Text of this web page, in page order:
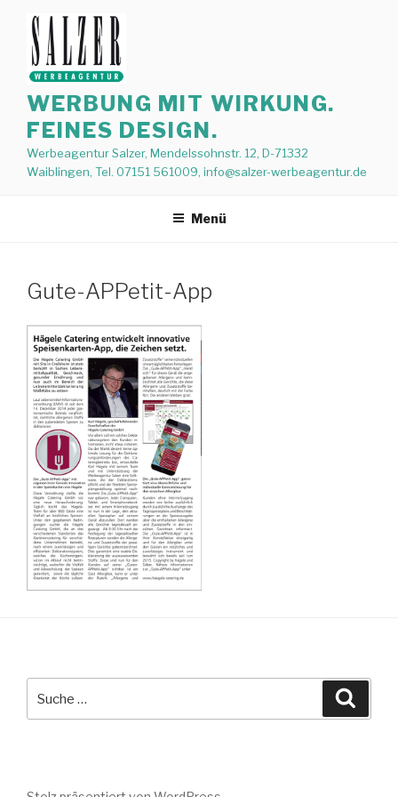
Inhalt
springen
WERBUNG MIT WIRKUNG.
FEINES DESIGN.
Werbeagentur Salzer, Mendelssohnstr. 12, D-71332
Waiblingen, Tel. 07151 561009, info@salzer-werbeagentur.de
Menü
Gute-APPetit-App
nach: